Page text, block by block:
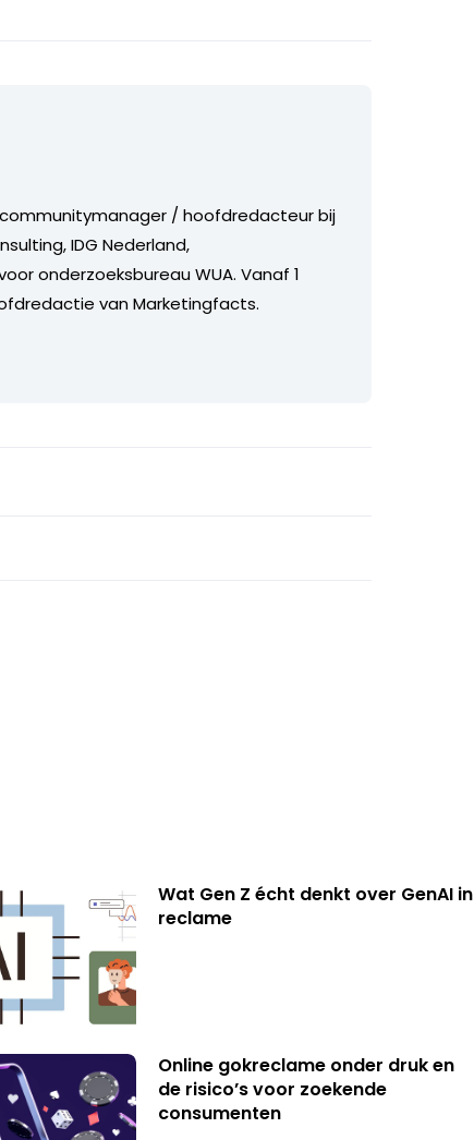
communitymanager / hoofdredacteur bij
IDG Nederland,
onderzoeksbureau WUA. Vanaf 1
van Marketingfacts.
Wat Gen Z écht denkt over GenAI in
reclame
Online gokreclame onder druk en
de risico’s voor zoekende
consumenten